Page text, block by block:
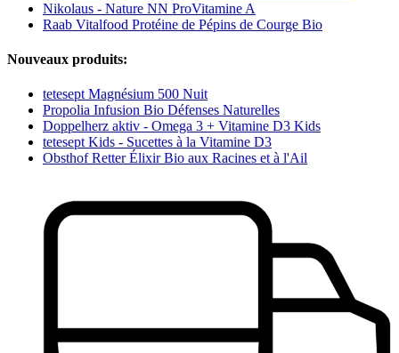
Nikolaus - Nature NN ProVitamine A
Raab Vitalfood Protéine de Pépins de Courge Bio
Nouveaux produits:
tetesept Magnésium 500 Nuit
Propolia Infusion Bio Défenses Naturelles
Doppelherz aktiv - Omega 3 + Vitamine D3 Kids
tetesept Kids - Sucettes à la Vitamine D3
Obsthof Retter Élixir Bio aux Racines et à l'Ail